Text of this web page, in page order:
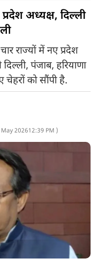
अध्यक्ष, दिल्ली
राज्यों में नए प्रदेश
दिल्ली, पंजाब, हरियाणा
को सौंपी है.
202612:39 PM )